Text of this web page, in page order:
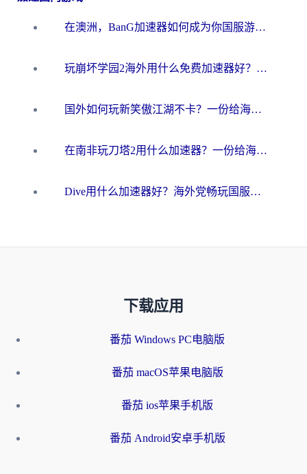
在澳洲，BanG加速器如何成为你国服游戏的“时光机”？
玩崩坏学园2海外用什么免费加速器好？2026海外党亲测国服游戏加速指南
国外如何玩新笑傲江湖不卡？一份给海外游子的终极网络指南
在南非玩刀塔2用什么加速器？一份给海外游子的终极生存指南
Dive用什么加速器好？海外党畅玩国服游戏的终极避坑指南
下载应用
番茄 Windows PC电脑版
番茄 macOS苹果电脑版
番茄 ios苹果手机版
番茄 Android安卓手机版